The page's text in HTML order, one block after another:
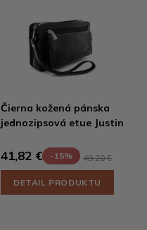
Čierna kožená pánska
jednozipsová etue Justin
41,82 € -15% 49,20 €
DETAIL PRODUKTU